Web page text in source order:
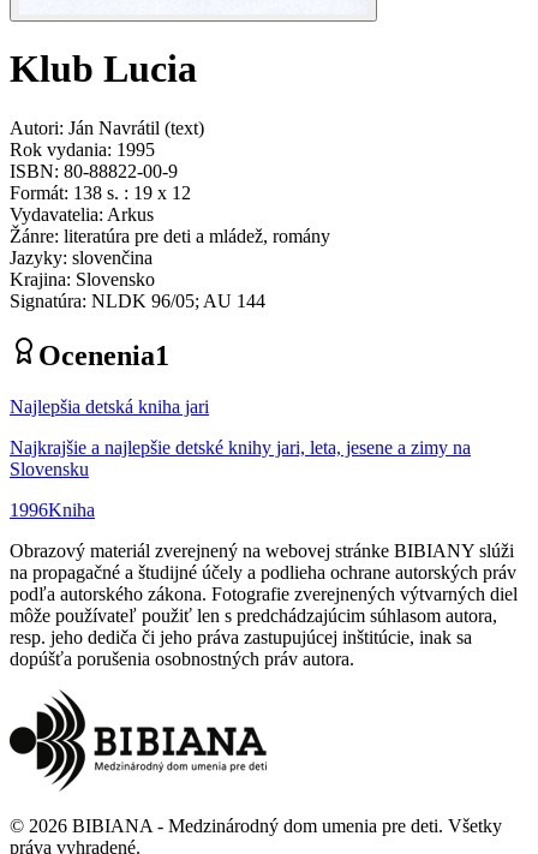
Klub Lucia
Autori: Ján Navrátil (text)
Rok vydania: 1995
ISBN: 80-88822-00-9
Formát: 138 s. : 19 x 12
Vydavatelia: Arkus
Žánre: literatúra pre deti a mládež, romány
Jazyky: slovenčina
Krajina: Slovensko
Signatúra: NLDK 96/05; AU 144
Ocenenia1
Najlepšia detská kniha jari
Najkrajšie a najlepšie detské knihy jari, leta, jesene a zimy na
Slovensku
1996Kniha
Obrazový materiál zverejnený na webovej stránke BIBIANY slúži
na propagačné a študijné účely a podlieha ochrane autorských práv
podľa autorského zákona. Fotografie zverejnených výtvarných diel
môže používateľ použiť len s predchádzajúcim súhlasom autora,
resp. jeho dediča či jeho práva zastupujúcej inštitúcie, inak sa
dopúšťa porušenia osobnostných práv autora.
© 2026 BIBIANA - Medzinárodný dom umenia pre deti. Všetky
práva vyhradené.